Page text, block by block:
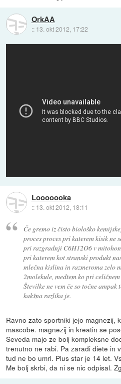
OrkAA
:: 13. okt 2012, 17:22
Looooooka
:: 13. okt 2012, 18:11
Če gremo iz čisto biološko
proces proces pri katerem kisik ne
pri razgradnji C6H12O6 v
pri katerem kot stranski produkt
mlečna kislina in razmeroma zelo
2molekule, medtem ko pri
Številke ne vem če so točne
kakšna razlika je.
Ravno zato sportniki jejo magnezij,
mascobe. magnezij in kreatin se
Seveda majo ze bolj kompleksne
trenutno ne rabi. Pa zaradi diete in
tud ne bo umrl. Plus star je 14 let.
Me bolj skrbi, da ni se nic odpisal.